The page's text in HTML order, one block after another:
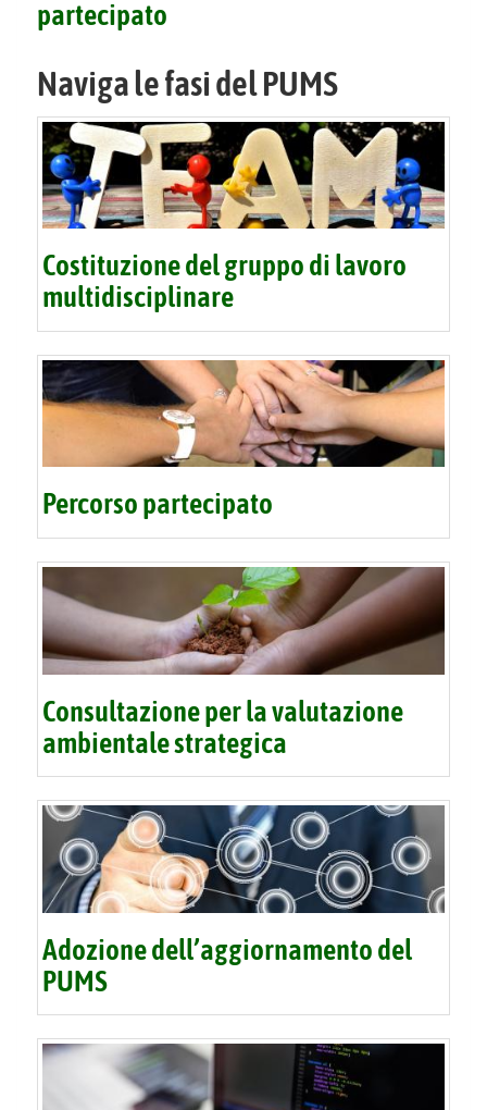
partecipato
Naviga le fasi del PUMS
Costituzione del gruppo di lavoro
multidisciplinare
Percorso partecipato
Consultazione per la valutazione
ambientale strategica
Adozione dell’aggiornamento del
PUMS